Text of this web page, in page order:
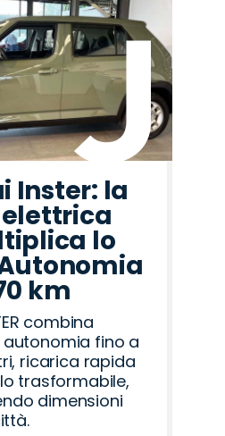
Inster: la
lo
km
combina
fino a
ricarica rapida
trasformabile,
dimensioni